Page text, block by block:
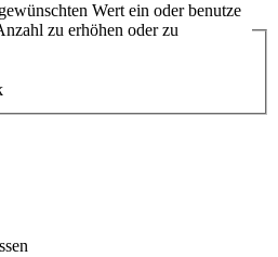
Wert ein oder benutze
zu erhöhen oder zu